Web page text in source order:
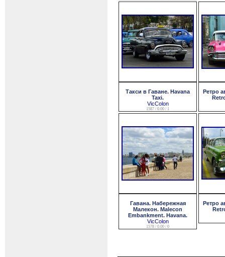
Такси в Гаване. Havana
Taxi.
VicColon
1587 / 0.00 / 1
Ретро
Гавана. Набережная
Малекон. Malecon
Embankment. Havana.
VicColon
1578 / 0.00 / 0
Ретро